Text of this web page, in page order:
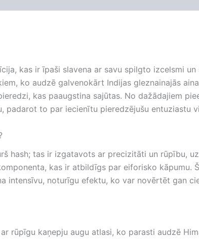
kas ir īpaši slavena ar savu spilgto izcelsmi
ko audzē galvenokārt Indijas gleznainajās
kas paaugstina sajūtas. No dažādajiem
padarot to par iecienītu pieredzējušu entuziastu
hash; tas ir izgatavots ar precizitāti un rūpību,
kas ir atbildīgs par eiforisko kāpumu.
intensīvu, noturīgu efektu, ko var novērtēt gan
rūpīgu kaņepju augu atlasi, ko parasti audzē